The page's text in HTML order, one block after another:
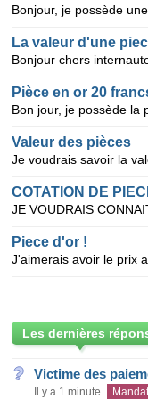
Valeur des pièces
Piece d'or !
Les dernières
Victime des
Il y a 1 minute